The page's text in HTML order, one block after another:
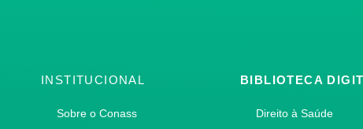
INSTITUCIONAL
Sobre o Conass
BIBLIOTECA
Direito à Saúde